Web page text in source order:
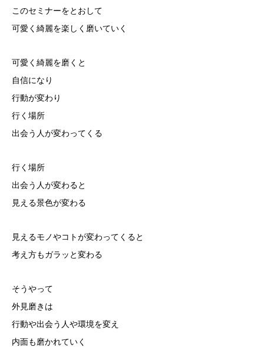
このセミナーをとおして
可愛く綺麗を楽しく磨いていく
可愛く綺麗を磨くと
自信になり
行動が変わり
行く場所
出会う人が変わってくる
行く場所
出会う人が変わると
見える景色が変わる
見えるモノやコトが変わってくると
考え方もガラッと変わる
そうやって
外見磨きは
行動や出会う人や環境を変え
内面も磨かれていく